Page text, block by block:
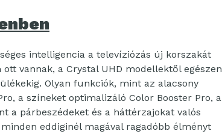
intelligencia a televíziózás új korszakát
vannak, a Crystal UHD modellektől egészen
Olyan funkciók, mint az alacsony
a színeket optimalizáló Color Booster Pro, a
a párbeszédeket és a háttérzajokat valós
eddiginél magával ragadóbb élményt